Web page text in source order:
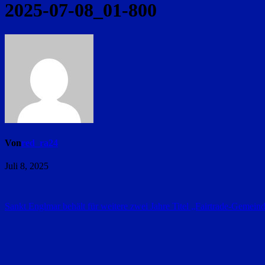
2025-07-08_01-800
Vonred_ra24
Juli 8, 2025
Beitragsnavigation
Sankt Englmar behält für weitere zwei Jahre Titel „Fairtrade-